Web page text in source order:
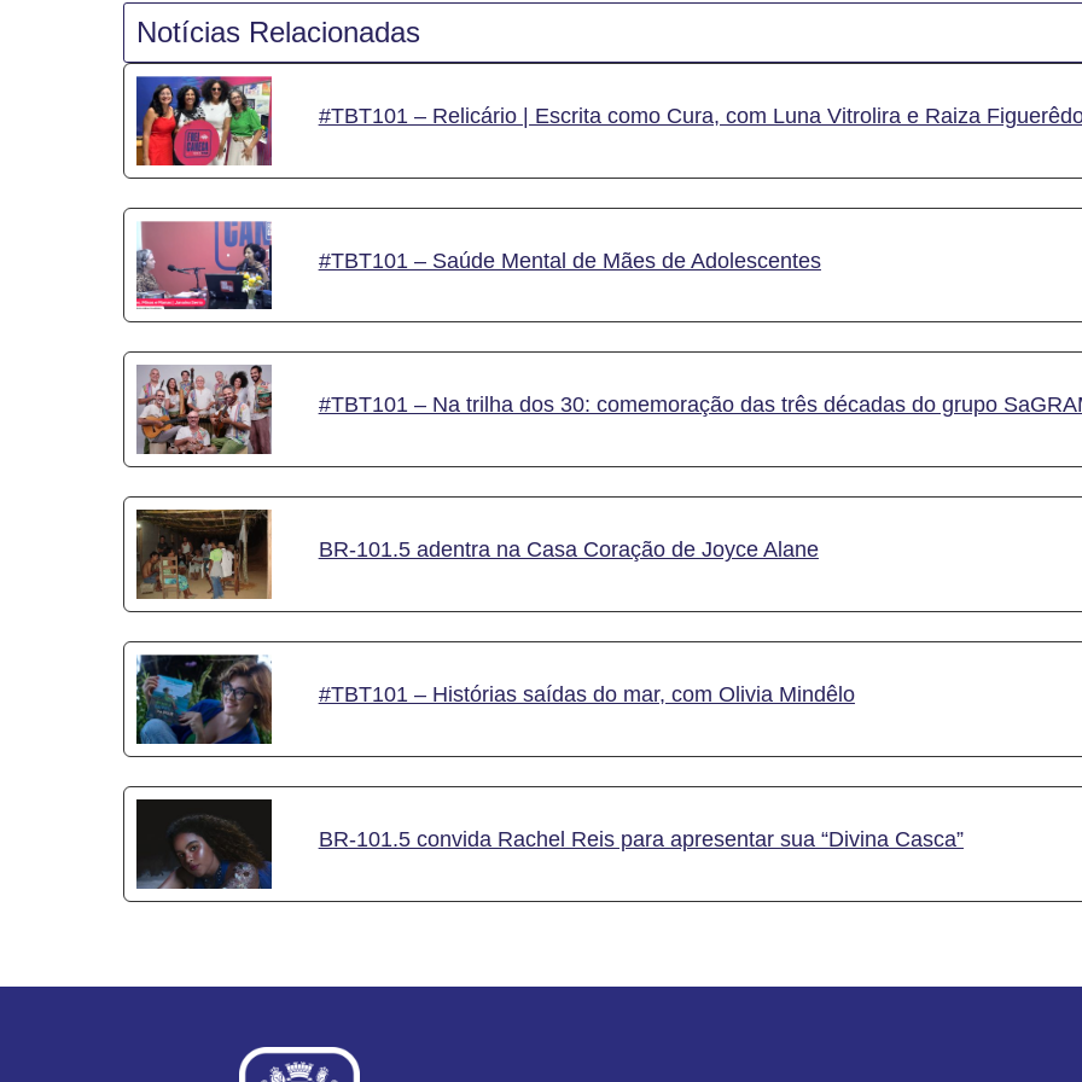
Notícias Relacionadas
#TBT101 – Relicário | Escrita como Cura, com Luna Vitrolira e Raiza
#TBT101 – Saúde Mental de Mães de Adolescentes
#TBT101 – Na trilha dos 30: comemoração das três décadas do grupo
BR-101.5 adentra na Casa Coração de Joyce Alane
#TBT101 – Histórias saídas do mar, com Olivia Mindêlo
BR-101.5 convida Rachel Reis para apresentar sua “Divina Casca”